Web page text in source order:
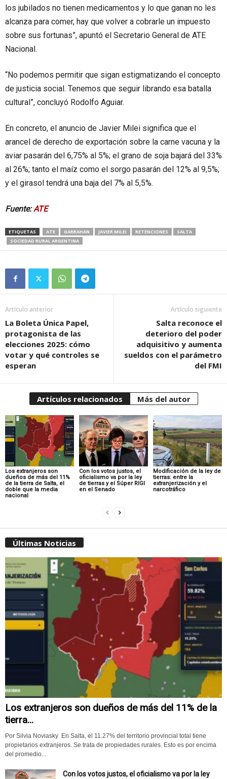
los jubilados no tienen medicamentos y lo que ganan no les
alcanza para comer, hay que volver a cobrarle un impuesto
sobre sus fortunas”, apuntó el Secretario General de ATE
Nacional.
“No podemos permitir que sigan estigmatizando el concepto
de justicia social. Tenemos que seguir librando esa batalla
cultural”, concluyó Rodolfo Aguiar.
En concreto, el anuncio de Javier Milei significa que el
arancel de derecho de exportación sobre la carne vacuna y la
aviar pasarán del 6,75% al 5%; el grano de soja bajará del 33%
al 26%; tanto el maíz como el sorgo pasarán del 12% al 9,5%;
y el girasol tendrá una baja del 7% al 5,5%.
Fuente:ATE
ETIQUETAS ATE GARRAHAN JAVIER MILEI RETENCIONES
SALTA
SOCIEDAD RURAL ARGENTINA
Artículo anterior
La Boleta Única Papel,
protagonista de las
elecciones 2025: cómo
votar y qué controles se
esperan
Artículo siguiente
Salta reconoce el
deterioro del poder
adquisitivo y aumenta
sueldos con el parámetro
del FMI
Artículos relacionados Más del autor
Los extranjeros son
dueños de más del 11%
de la tierra de Salta, el
doble que la media
nacional
Con los votos justos, el
oficialismo va por la ley
de tierras y el Súper RIGI
en el Senado
Modificación de la ley de
tierras: entre la
extranjerización y el
narcotráfico
Últimas Noticias
Los extranjeros son dueños de más del 11% de la
tierra...
Por Silvia Noviasky En Salta, el 11.27% del territorio provincial total tiene
propietarios extranjeros. Se trata de propiedades rurales. Esto es por encima
del promedio...
Con los votos justos, el oficialismo va por la ley